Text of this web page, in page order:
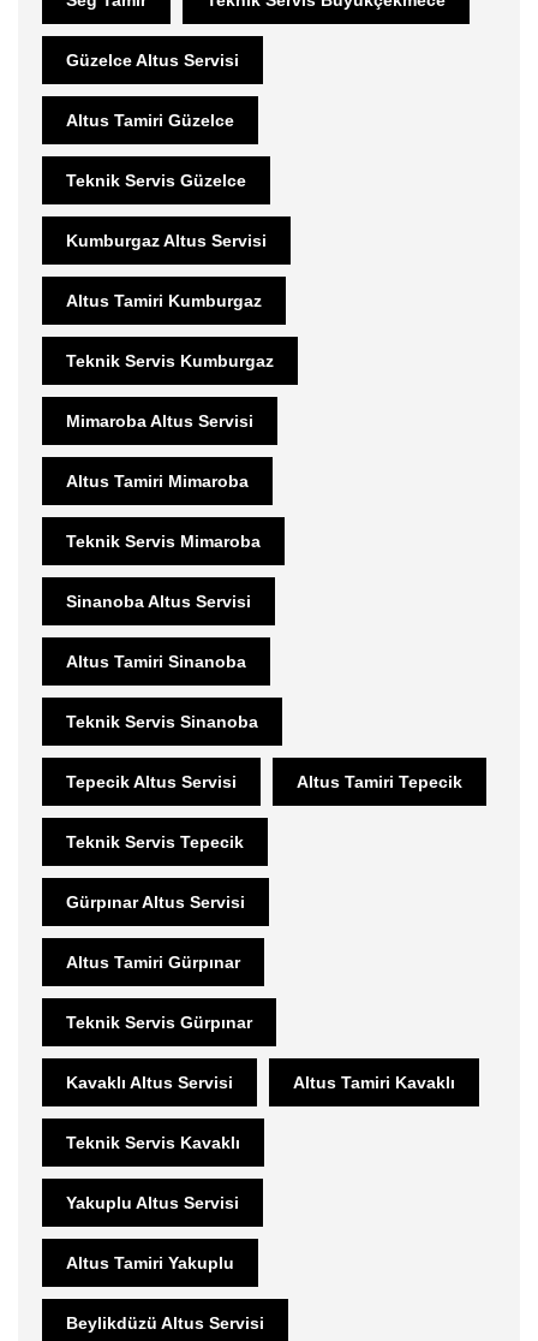
Güzelce Altus Servisi
Altus Tamiri Güzelce
Teknik Servis Güzelce
Kumburgaz Altus Servisi
Altus Tamiri Kumburgaz
Teknik Servis Kumburgaz
Mimaroba Altus Servisi
Altus Tamiri Mimaroba
Teknik Servis Mimaroba
Sinanoba Altus Servisi
Altus Tamiri Sinanoba
Teknik Servis Sinanoba
Tepecik Altus Servisi Altus Tamiri Tepecik
Teknik Servis Tepecik
Gürpınar Altus Servisi
Altus Tamiri Gürpınar
Teknik Servis Gürpınar
Kavaklı Altus Servisi Altus Tamiri Kavaklı
Teknik Servis Kavaklı
Yakuplu Altus Servisi
Altus Tamiri Yakuplu
Beylikdüzü Altus Servisi